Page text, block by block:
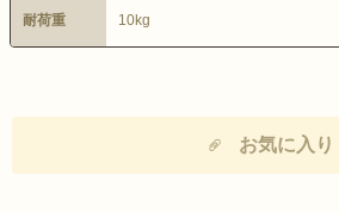
耐荷重 10kg
お気に入り